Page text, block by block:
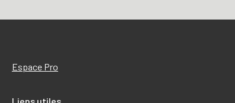
Espace Pro